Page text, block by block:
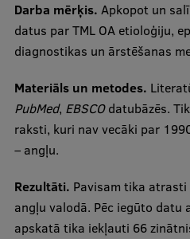
Uzņemšana
Praktiska informācija
Par RSU
Studentu dzīve
Studiju norises vietas
Darba mērķis. Apkopot un
datus par TML OA etioloģiju,
diagnostikas un ārstēšanas
Materiāls un metodes.
PubMed, EBSCOdatubāzēs.
raksti, kuri nav vecāki par
– angļu.
Rezultāti. Pavisam tika
angļu valodā. Pēc iegūto datu
apskatā tika iekļauti 66